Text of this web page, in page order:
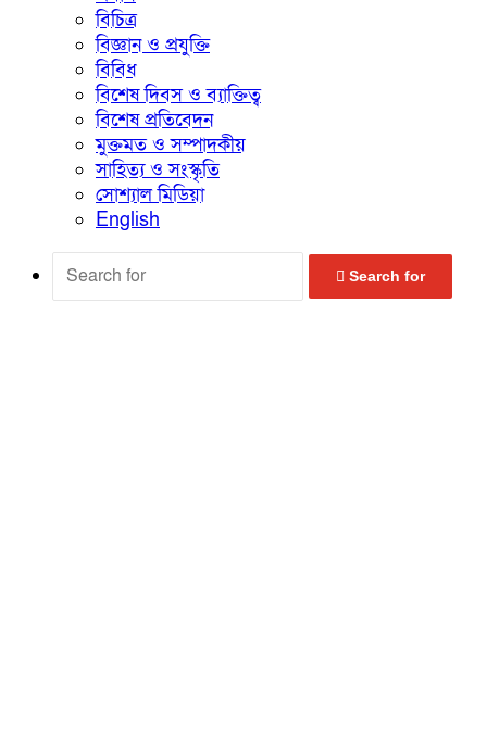
বিচিত্র
বিজ্ঞান ও প্রযুক্তি
বিবিধ
বিশেষ দিবস ও ব্যাক্তিত্ব
বিশেষ প্রতিবেদন
মুক্তমত ও সম্পাদকীয়
সাহিত্য ও সংস্কৃতি
সোশ্যাল মিডিয়া
English
Search for